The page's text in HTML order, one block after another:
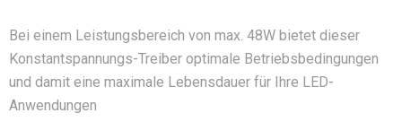
Bei einem Leistungsbereich von max. 48W bietet dieser
Konstantspannungs-Treiber optimale Betriebsbedingungen
und damit eine maximale Lebensdauer für Ihre LED-
Anwendungen